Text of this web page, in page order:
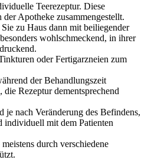
Teerezeptur. Diese
Apotheke zusammengestellt.
zu Haus dann mit beiliegender
wohlschmeckend, in ihrer
oder Fertigarzneien zum
der Behandlungszeit
Rezeptur dementsprechend
nach Veränderung des Befindens,
individuell mit dem Patienten
durch verschiedene